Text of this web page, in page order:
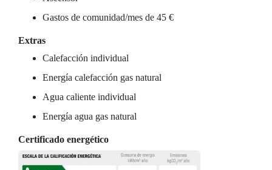
Gastos de comunidad/mes de 45 €
Extras
Calefacción individual
Energía calefacción gas natural
Agua caliente individual
Energía agua gas natural
Certificado energético